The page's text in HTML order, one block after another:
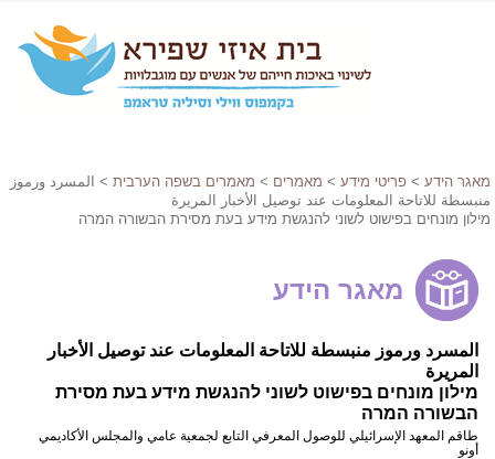
מאגר הידע > פריטי מידע > מאמרים > מאמרים בשפה הערבית > المسرد ورموز
منبسطة للاتاحة المعلومات عند توصيل الأخبار المريرة
מילון מונחים בפישוט לשוני להנגשת מידע בעת מסירת הבשורה המרה
מאגר הידע
المسرد ورموز منبسطة للاتاحة المعلومات عند توصيل الأخبار
المريرة
מילון מונחים בפישוט לשוני להנגשת מידע בעת מסירת
הבשורה המרה
طاقم المعهد الإسرائيلي للوصول المعرفي التابع لجمعية عامي والمجلس الأكاديمي
أونو